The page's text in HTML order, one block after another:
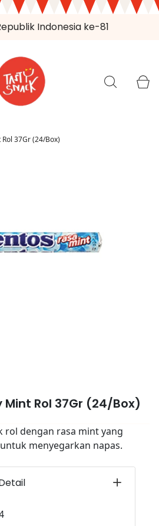
Indonesia ke-81
37Gr (24/Box)
Rol 37Gr (24/Box)
rol dengan rasa mint yang
menyegarkan napas.